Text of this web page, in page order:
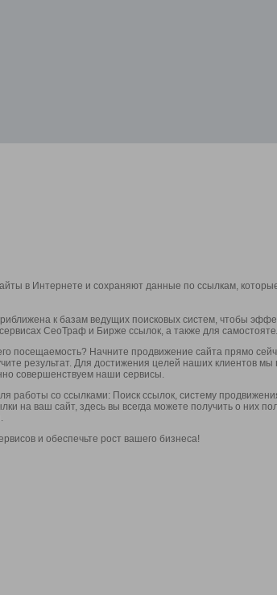
в Интернете и сохраняют данные по ссылкам,
к базам ведущих поисковых систем, чтобы
СеоТраф и Бирже ссылок, а также для
посещаемость? Начните продвижение сайта прямо
результат. Для достижения целей наших клиентов мы
совершенствуем наши сервисы.
работы со ссылками: Поиск ссылок, систему
на ваш сайт, здесь вы всегда можете получить о них
и обеспечьте рост вашего бизнеса!